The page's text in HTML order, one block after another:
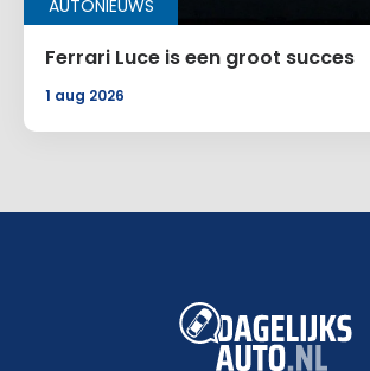
AUTONIEUWS
Ferrari Luce is een groot succes
1 aug 2026